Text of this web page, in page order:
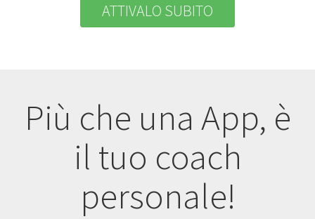
ATTIVALO SUBITO
Più che una App, è
il tuo coach
personale!